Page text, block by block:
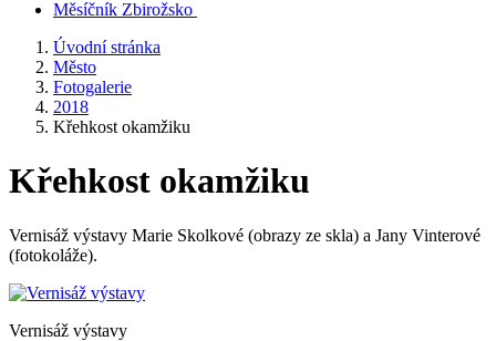
Měsíčník Zbirožsko
Úvodní stránka
Město
Fotogalerie
2018
Křehkost okamžiku
Křehkost okamžiku
Vernisáž výstavy Marie Skolkové (obrazy ze skla) a Jany Vinterové
(fotokoláže).
Vernisáž výstavy